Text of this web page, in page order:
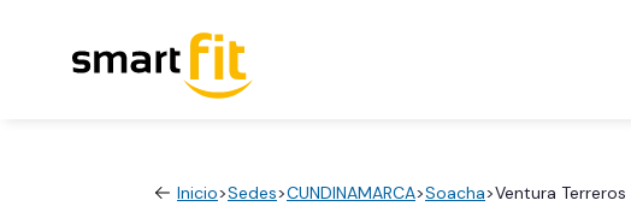
Inicio>Sedes>CUNDINAMARCA>Soacha>Ventura Terreros